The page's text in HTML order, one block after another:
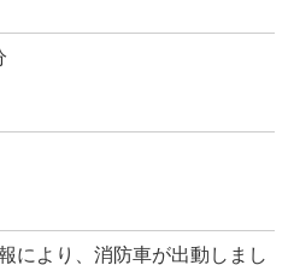
により、消防車が出動しまし